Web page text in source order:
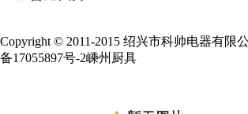
Copyright © 2011-2015 绍兴市科帅电器有限
备17055897号-2嵊州厨具